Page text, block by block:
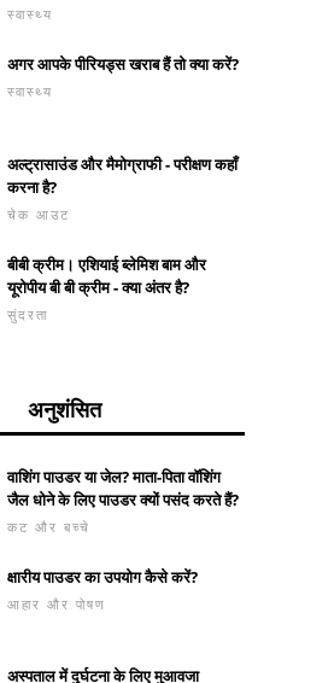
स्वास्थ्य
अगर आपके पीरियड्स खराब हैं तो क्या करें?
स्वास्थ्य
अल्ट्रासाउंड और मैमोग्राफी - परीक्षण कहाँ
करना है?
चेक आउट
बीबी क्रीम। एशियाई ब्लेमिश बाम और
यूरोपीय बी बी क्रीम - क्या अंतर है?
सुंदरता
अनुशंसित
वाशिंग पाउडर या जेल? माता-पिता वॉशिंग
जैल धोने के लिए पाउडर क्यों पसंद करते हैं?
कट और बच्चे
क्षारीय पाउडर का उपयोग कैसे करें?
आहार और पोषण
अस्पताल में दुर्घटना के लिए मुआवजा